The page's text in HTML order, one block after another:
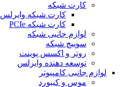
کارت شبکه
کارت شبکه وایرلس USB
کارت شبکه PCIe
لوازم جانبی شبکه
سوییچ شبکه
روتر و اکسس پوینت
توسعه دهنده وایرلس
لوازم جانبی کامپیوتر
موس و کیبورد